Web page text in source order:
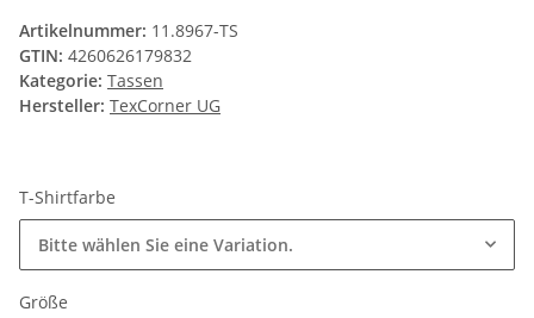
Artikelnummer: 11.8967-TS
GTIN: 4260626179832
Kategorie: Tassen
Hersteller: TexCorner UG
T-Shirtfarbe
Bitte wählen Sie eine Variation.
Größe